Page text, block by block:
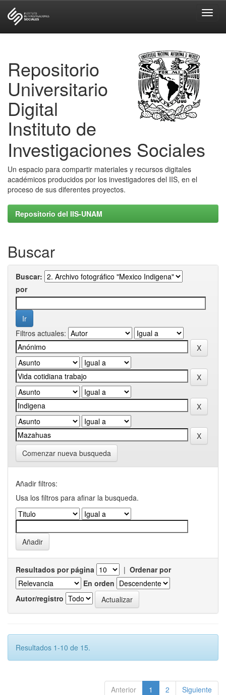
Repositorio
Universitario
Digital
Instituto de
Investigaciones Sociales
Un espacio para compartir materiales y recursos digitales
académicos producidos por los investigadores del IIS, en el
proceso de sus diferentes proyectos.
Repositorio del IIS-UNAM
Buscar
Buscar:
por
Filtros actuales:
Comenzar nueva busqueda
Añadir filtros:
Usa los filtros para afinar la busqueda.
Resultados por página | Ordenar por
En orden
Autor/registro
Resultados 1-10 de 15.
Anterior 1 2 Siguiente